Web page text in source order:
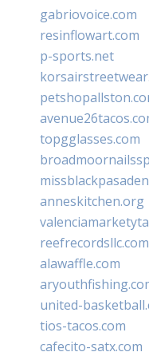
gabriovoice.com
resinflowart.com
p-sports.net
topgglasses.com
anneskitchen.org
reefrecordsllc.com
alawaffle.com
united-
tios-tacos.com
cafecito-satx.com